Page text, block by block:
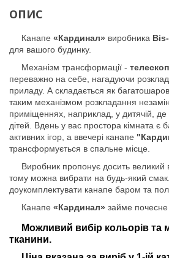
ОПИС
Канапе «Кардинал» виробника
для вашого будинку.
Механізм трансформації - телескоп
переважно на себе, нагадуючи
приладу. А складається як
таким механізмом розкладання
приміщеннях, наприклад, у дитячій,
дітей. Вдень у вас простора кімната є
активних ігор, а ввечері канапе
трансформується в спальне місце.
Виробник пропонує досить великий
тому можна вибрати на будь-який
доукомплектувати канапе баром та
Канапе «Кардинал» займе почесне
Можливий вибір кольорів та
тканини.